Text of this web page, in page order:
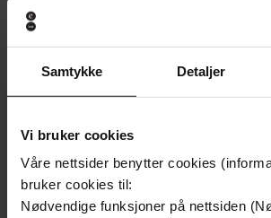
Samtykke Detaljer
Vi bruker cookies
Våre nettsider benytter cookies
bruker cookies til:
Nødvendige funksjoner på nettsiden